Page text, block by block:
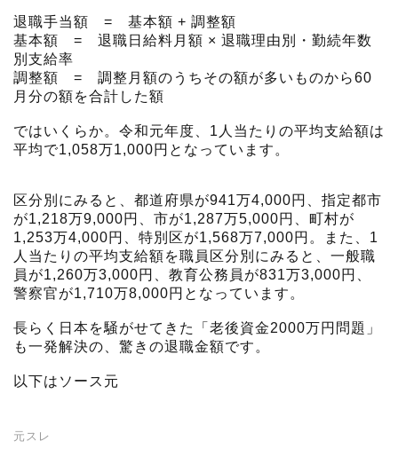
退職手当額 = 基本額 + 調整額
基本額 = 退職日給料月額 × 退職理由別・勤続年数
別支給率
調整額 = 調整月額のうちその額が多いものから60
月分の額を合計した額
ではいくらか。令和元年度、1人当たりの平均支給額は
平均で1,058万1,000円となっています。
区分別にみると、都道府県が941万4,000円、指定都市
が1,218万9,000円、市が1,287万5,000円、町村が
1,253万4,000円、特別区が1,568万7,000円。また、1
人当たりの平均支給額を職員区分別にみると、一般職
員が1,260万3,000円、教育公務員が831万3,000円、
警察官が1,710万8,000円となっています。
長らく日本を騒がせてきた「老後資金2000万円問題」
も一発解決の、驚きの退職金額です。
以下はソース元
元スレ